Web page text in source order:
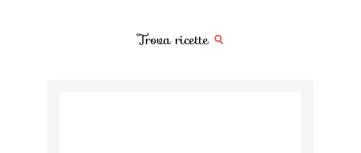
Trova ricette